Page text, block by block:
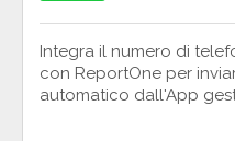
Integra il numero di
con ReportOne per
automatico dall'App